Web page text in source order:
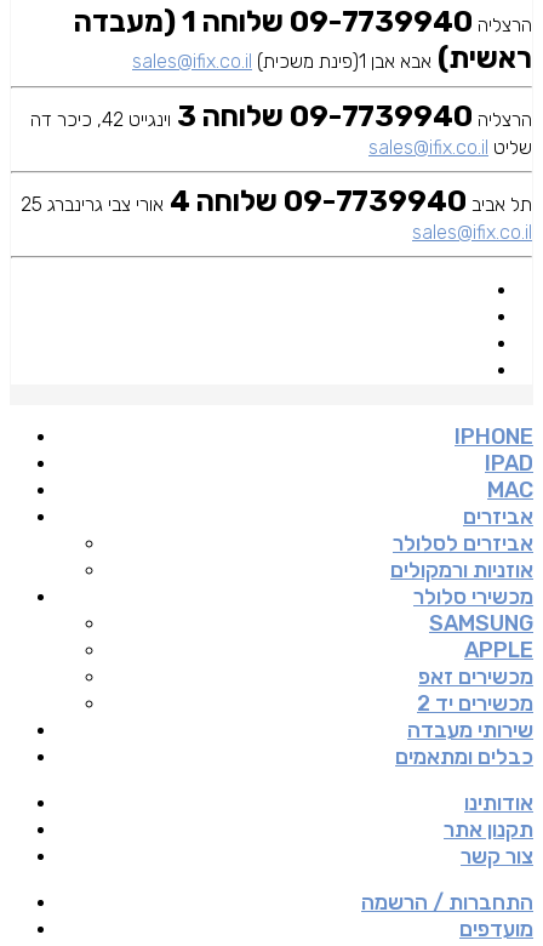
הרצליה
09-7739940 שלוחה 1 (מעבדה
ראשית) אבא אבן 1(פינת משכית) sales@ifix.co.il
הרצליה 09-7739940 שלוחה 3
וינגייט 42, כיכר דה
שליט sales@ifix.co.il
תל אביב 09-7739940 שלוחה 4
אורי צבי גרינברג 25
sales@ifix.co.il
IPHONE
IPAD
MAC
אביזרים
אביזרים לסלולר
אוזניות ורמקולים
מכשירי סלולר
SAMSUNG
APPLE
מכשירים זאפ
מכשירים יד 2
שירותי מעבדה
כבלים ומתאמים
אודותינו
תקנון אתר
צור קשר
התחברות / הרשמה
מועדפים